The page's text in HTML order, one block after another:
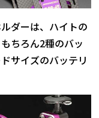
ダーは、ハイトの
ちろん2種のバッ
サイズのバッテリ